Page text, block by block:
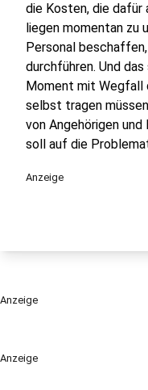
Anzeige
die Kosten, die dafür
liegen momentan zu
Personal
durchführen. Und
Moment mit Wegfall
selbst tragen
von Angehörigen
soll auf die
Anzeige
Anzeige